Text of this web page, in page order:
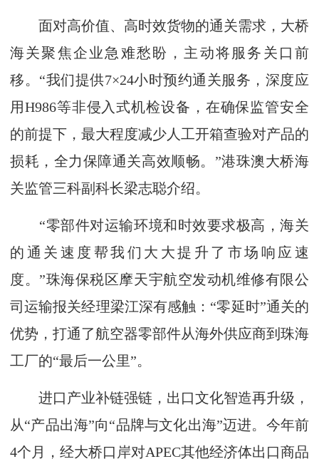
面对高价值、高时效货物的通关需求，大桥
海关聚焦企业急难愁盼，主动将服务关口前
移。“我们提供7×24小时预约通关服务，深度应
用H986等非侵入式机检设备，在确保监管安全
的前提下，最大程度减少人工开箱查验对产品的
损耗，全力保障通关高效顺畅。”港珠澳大桥海
关监管三科副科长梁志聪介绍。
“零部件对运输环境和时效要求极高，海关
的通关速度帮我们大大提升了市场响应速
度。”珠海保税区摩天宇航空发动机维修有限公
司运输报关经理梁江深有感触：“零延时”通关的
优势，打通了航空器零部件从海外供应商到珠海
工厂的“最后一公里”。
进口产业补链强链，出口文化智造再升级，
从“产品出海”向“品牌与文化出海”迈进。今年前
4个月，经大桥口岸对APEC其他经济体出口商品